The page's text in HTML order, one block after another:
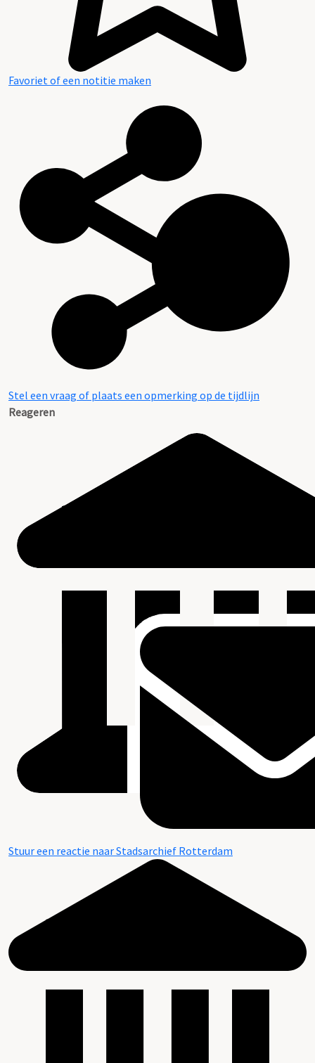
Favoriet of een notitie maken
Stel een vraag of plaats een opmerking op de tijdlijn
Reageren
Stuur een reactie naar Stadsarchief Rotterdam